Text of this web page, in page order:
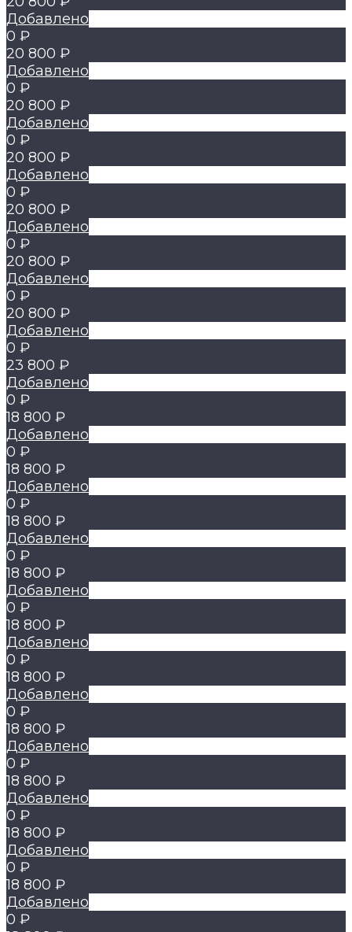
Добавлено
0 ₽
20 800 ₽
Добавлено
0 ₽
20 800 ₽
Добавлено
0 ₽
20 800 ₽
Добавлено
0 ₽
20 800 ₽
Добавлено
0 ₽
20 800 ₽
Добавлено
0 ₽
20 800 ₽
Добавлено
0 ₽
23 800 ₽
Добавлено
0 ₽
18 800 ₽
Добавлено
0 ₽
18 800 ₽
Добавлено
0 ₽
18 800 ₽
Добавлено
0 ₽
18 800 ₽
Добавлено
0 ₽
18 800 ₽
Добавлено
0 ₽
18 800 ₽
Добавлено
0 ₽
18 800 ₽
Добавлено
0 ₽
18 800 ₽
Добавлено
0 ₽
18 800 ₽
Добавлено
0 ₽
18 800 ₽
Добавлено
0 ₽